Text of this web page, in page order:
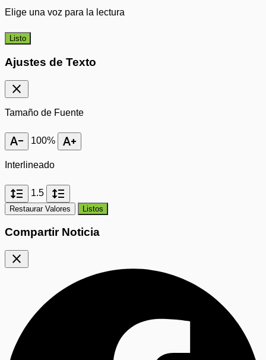
Elige una voz para la lectura
Listo
Ajustes de Texto
close
Tamaño de Fuente
text_decrease 100% text_increase
Interlineado
format_line_spacing 1.5 format_line_spacing
Restaurar Valores Listos
Compartir Noticia
close